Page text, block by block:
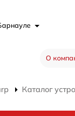
О
Каталог